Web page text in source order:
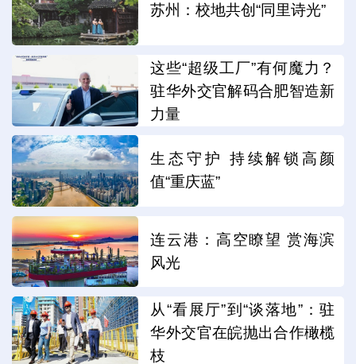
苏州：校地共创“同里诗光”
这些“超级工厂”有何魔力？
驻华外交官解码合肥智造新
力量
生态守护 持续解锁高颜
值“重庆蓝”
连云港：高空瞭望 赏海滨
风光
从“看展厅”到“谈落地”：驻
华外交官在皖抛出合作橄榄
枝